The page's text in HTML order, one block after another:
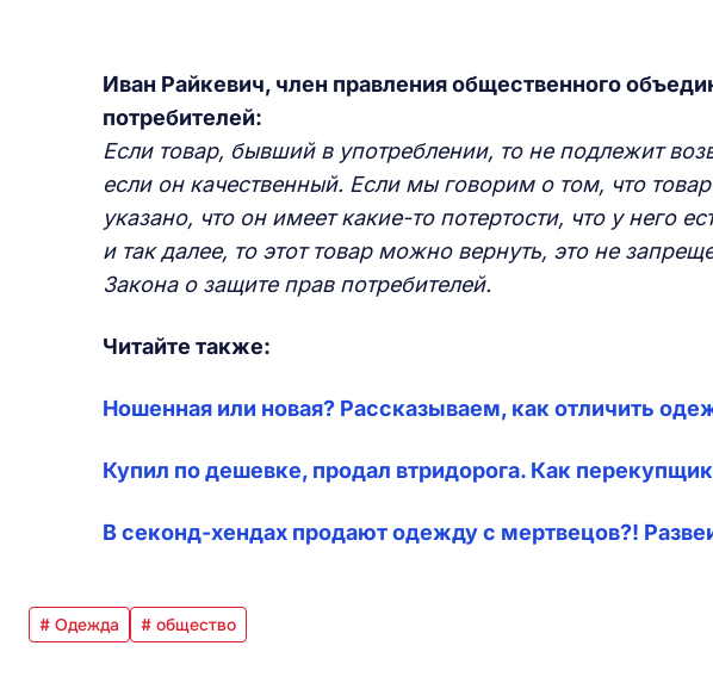
Иван Райкевич, член правления общественного
потребителей:
Если товар, бывший в употреблении, то не подлежит
если он качественный. Если мы говорим о том, что
указано, что он имеет какие-то потертости, что у него
и так далее, то этот товар можно вернуть, это не
Закона о защите прав потребителей.
Читайте также:
Ношенная или новая? Рассказываем, как отличить
Купил по дешевке, продал втридорога. Как
В секонд-хендах продают одежду с мертвецов?!
# Одежда # общество